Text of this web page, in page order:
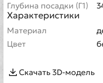
Глубина посадки (Г1)
Характеристики
Материал
Цвет
Скачать 3D-модель